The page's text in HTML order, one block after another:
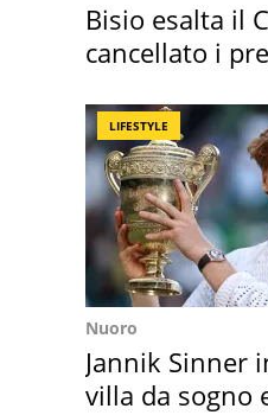
Bisio esalta il
cancellato i
LIFESTYLE
Nuoro
Jannik Sinner
villa da sogno